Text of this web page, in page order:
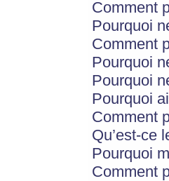
Comment
Pourquoi
Comment
Pourquoi
Pourquoi
Pourquoi
Comment
Qu’est-ce
Pourquoi
Comment